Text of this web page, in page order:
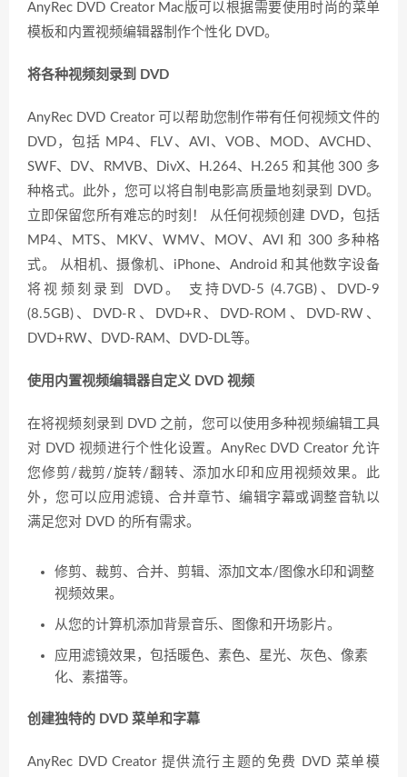
AnyRec DVD Creator Mac版可以根据需要使用时尚的菜单
模板和内置视频编辑器制作个性化 DVD。
将各种视频刻录到 DVD
AnyRec DVD Creator 可以帮助您制作带有任何视频文件的
DVD，包括 MP4、FLV、AVI、VOB、MOD、AVCHD、
SWF、DV、RMVB、DivX、H.264、H.265 和其他 300 多
种格式。此外，您可以将自制电影高质量地刻录到 DVD。
立即保留您所有难忘的时刻！ 从任何视频创建 DVD，包括
MP4、MTS、MKV、WMV、MOV、AVI 和 300 多种格
式。 从相机、摄像机、iPhone、Android 和其他数字设备
将视频刻录到 DVD。 支持DVD-5 (4.7GB)、DVD-9
(8.5GB)、DVD-R、DVD+R、DVD-ROM、DVD-RW、
DVD+RW、DVD-RAM、DVD-DL等。
使用内置视频编辑器自定义 DVD 视频
在将视频刻录到 DVD 之前，您可以使用多种视频编辑工具
对 DVD 视频进行个性化设置。AnyRec DVD Creator 允许
您修剪/裁剪/旋转/翻转、添加水印和应用视频效果。此
外，您可以应用滤镜、合并章节、编辑字幕或调整音轨以
满足您对 DVD 的所有需求。
修剪、裁剪、合并、剪辑、添加文本/图像水印和调整
视频效果。
从您的计算机添加背景音乐、图像和开场影片。
应用滤镜效果，包括暖色、素色、星光、灰色、像素
化、素描等。
创建独特的 DVD 菜单和字幕
AnyRec DVD Creator 提供流行主题的免费 DVD 菜单模